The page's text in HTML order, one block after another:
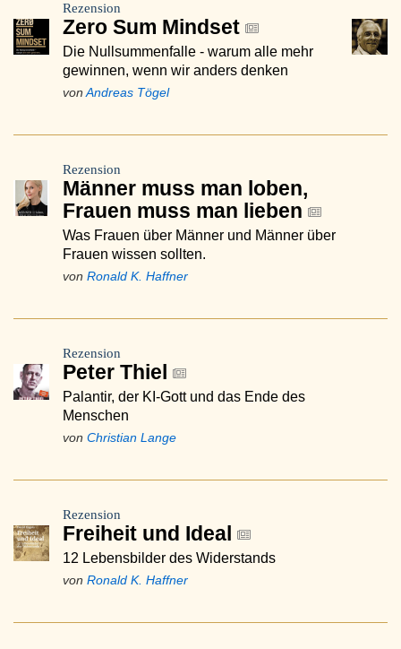
Rezension
Zero Sum Mindset
Die Nullsummenfalle - warum alle mehr
gewinnen, wenn wir anders denken
von Andreas Tögel
Rezension
Männer muss man loben,
Frauen muss man lieben
Was Frauen über Männer und Männer über
Frauen wissen sollten.
von Ronald K. Haffner
Rezension
Peter Thiel
Palantir, der KI-Gott und das Ende des
Menschen
von Christian Lange
Rezension
Freiheit und Ideal
12 Lebensbilder des Widerstands
von Ronald K. Haffner